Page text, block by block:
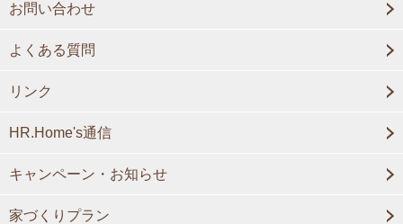
お問い合わせ
よくある質問
リンク
HR.Home's通信
キャンペーン・お知らせ
家づくりプラン